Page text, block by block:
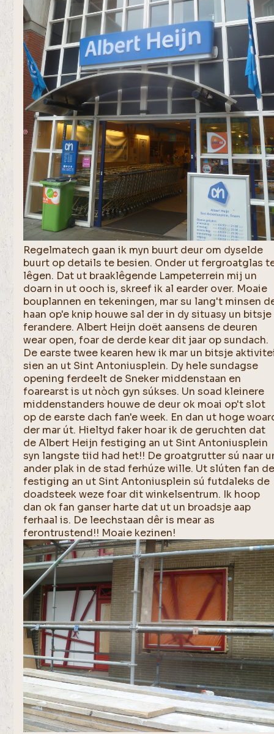
Regelmatech gaan ik myn buurt deur om dyselde
buurt op details te besien. Onder ut fergroatglas
lêgen. Dat ut braaklêgende Lampeterrein mij un
doarn in ut ooch is, skreef ik al earder over. Moaie
bouplannen en tekeningen, mar su lang't minsen
haan op'e knip houwe sal der in dy situasy un bitsje
ferandere. Albert Heijn doët aansens de deuren
wear open, foar de derde kear dit jaar op sundach.
De earste twee kearen hew ik mar un bitsje
sien an ut Sint Antoniusplein. Dy hele sundagse
opening ferdeelt de Sneker middenstaan en
foarearst is ut nòch gyn súkses. Un soad kleinere
middenstanders houwe de deur ok moai op't slot
op de earste dach fan'e week. En dan ut hoge
der mar út. Hieltyd faker hoar ik de geruchten dat
de Albert Heijn festiging an ut Sint Antoniusplein
syn langste tiid had het!! De groatgrutter sú naar
ander plak in de stad ferhúze wille. Ut slúten fan
festiging an ut Sint Antoniusplein sú futdaleks de
doadsteek weze foar dit winkelsentrum. Ik hoop
dan ok fan ganser harte dat ut un broadsje aap
ferhaal is. De leechstaan dêr is mear as
ferontrustend!! Moaie kezinen!